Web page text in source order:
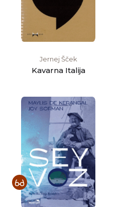
Jernej Šček
Kavarna Italija